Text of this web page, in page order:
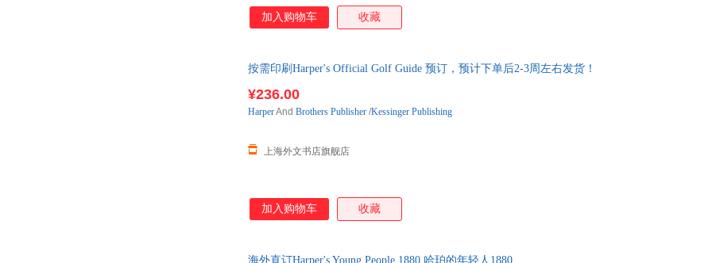
性、学习性。 盖兆泉（知名儿童英语教育专家，热销书《做孩子的英语学习规划师》作者） 第
掌握了600词汇的孩子。难度进阶：一幅图配1句话到配5句话。词汇目标：每册读物6个核心单
加入购物车 收藏
按需印刷Harper's Official Golf Guide 预订，预计下单后2-3周左右发货！
¥236.00
上海外文书店旗舰店
HarperAnd Brothers Publisher /Kessinger Publishing
加入购物车 收藏
海外直订Harper's Young People 1880 哈珀的年轻人1880